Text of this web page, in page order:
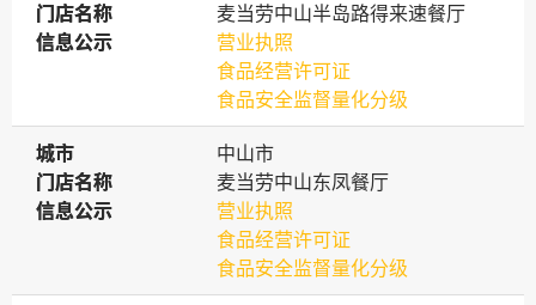
门店名称
门店名称
麦当劳中山半岛路得来速餐厅
信息公示
信息公示
营业执照
食品经营许可证
食品安全监督量化分级
城市
城市
中山市
门店名称
门店名称
麦当劳中山东凤餐厅
信息公示
信息公示
营业执照
食品经营许可证
食品安全监督量化分级